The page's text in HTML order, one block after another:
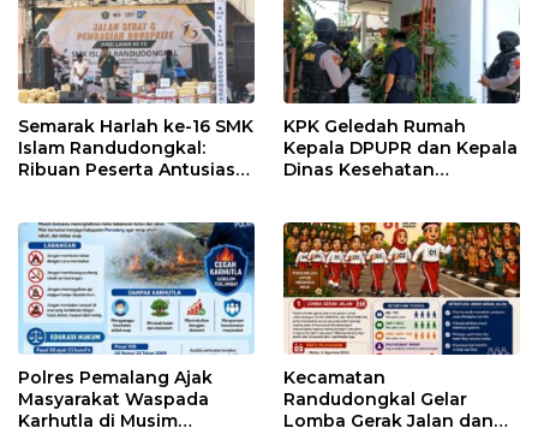
Semarak Harlah ke-16 SMK
Islam Randudongkal:
Ribuan Peserta Antusias
KPK Geledah Rumah
Kepala DPUPR dan Kepala
Dinas Kesehatan
Polres Pemalang Ajak
Masyarakat Waspada
Karhutla di Musim
Kecamatan
Randudongkal Gelar
Lomba Gerak Jalan dan